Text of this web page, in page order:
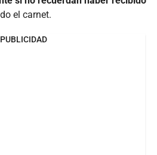
el carnet.
PUBLICIDAD